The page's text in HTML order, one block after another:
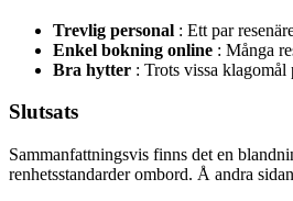
Trevlig personal : Ett par
Enkel bokning online : Många
Bra hytter : Trots vissa klagomål
Slutsats
Sammanfattningsvis finns det en
renhetsstandarder ombord. Å andra